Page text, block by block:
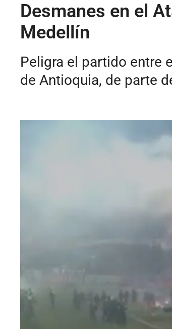
Desmanes en el
Medellín
Peligra el partido entre
de Antioquia, de parte